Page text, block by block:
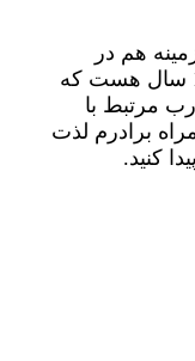
هم در
پراگ مشغول به کار هستم. بیش از 10 سال هست که
مرتبط با
برادرم لذت
کنید.